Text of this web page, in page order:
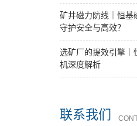
矿井磁力防线｜恒基
守护安全与高效？
选矿厂的提效引擎｜
机深度解析
联系我们